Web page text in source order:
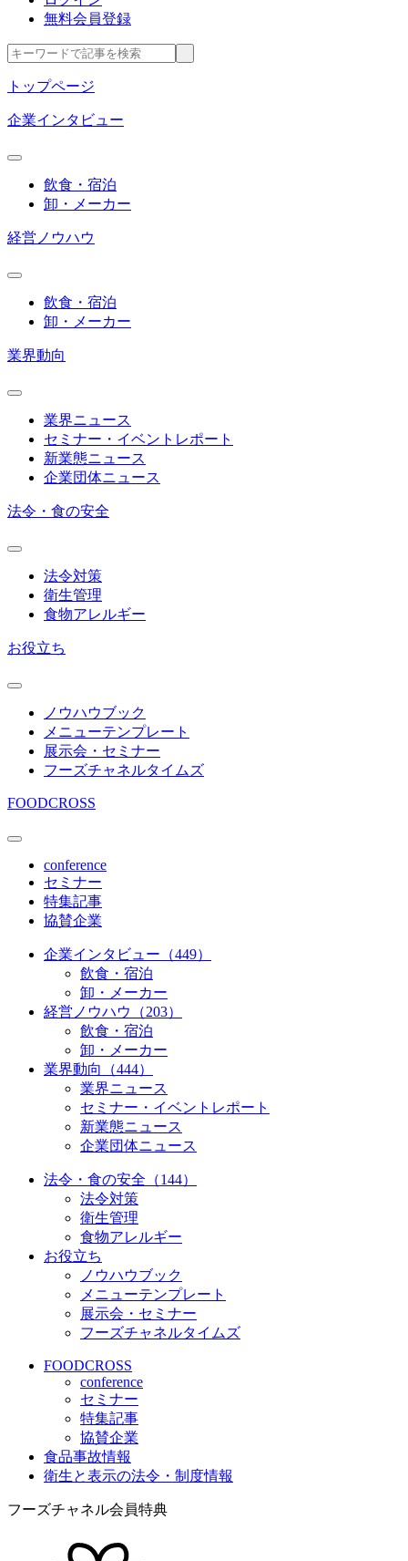
無料会員登録
トップページ
企業インタビュー
飲食・宿泊
卸・メーカー
経営ノウハウ
飲食・宿泊
卸・メーカー
業界動向
業界ニュース
セミナー・イベントレポート
新業態ニュース
企業団体ニュース
法令・食の安全
法令対策
衛生管理
食物アレルギー
お役立ち
ノウハウブック
メニューテンプレート
展示会・セミナー
フーズチャネルタイムズ
FOODCROSS
conference
セミナー
特集記事
協賛企業
企業インタビュー（449）
飲食・宿泊
卸・メーカー
経営ノウハウ（203）
飲食・宿泊
卸・メーカー
業界動向（444）
業界ニュース
セミナー・イベントレポート
新業態ニュース
企業団体ニュース
法令・食の安全（144）
法令対策
衛生管理
食物アレルギー
お役立ち
ノウハウブック
メニューテンプレート
展示会・セミナー
フーズチャネルタイムズ
FOODCROSS
conference
セミナー
特集記事
協賛企業
食品事故情報
衛生と表示の法令・制度情報
フーズチャネル会員特典